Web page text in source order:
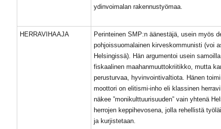
ydinvoimalan rakennustyömaa.
HERRAVIHAAJA
Perinteinen SMP:n äänestäjä, usein myös
pohjoissuomalainen kirveskommunisti (voi
Helsingissä). Hän argumentoi usein
fiskaalinen maahanmuuttokriitikko, mutta
perusturvaa, hyvinvointivaltiota. Hänen
moottori on elitismi-inho eli klassinen
näkee ”monikulttuurisuuden” vain yhtenä
herrojen keppihevosena, jolla rehellistä
ja kurjistetaan.